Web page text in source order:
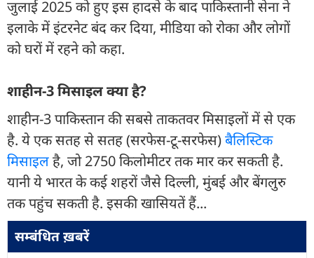
जुलाई 2025 को हुए इस हादसे के बाद पाकिस्तानी सेना ने
इलाके में इंटरनेट बंद कर दिया, मीडिया को रोका और लोगों
को घरों में रहने को कहा.
शाहीन-3 मिसाइल क्या है?
शाहीन-3 पाकिस्तान की सबसे ताकतवर मिसाइलों में से एक
है. ये एक सतह से सतह (सरफेस-टू-सरफेस)बैलिस्टिक
मिसाइलहै, जो 2750 किलोमीटर तक मार कर सकती है.
यानी ये भारत के कई शहरों जैसे दिल्ली, मुंबई और बेंगलुरु
तक पहुंच सकती है. इसकी खासियतें हैं...
सम्बंधित ख़बरें